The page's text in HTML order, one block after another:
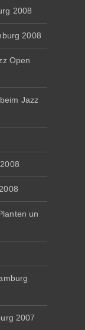
2008
2008
Open
Jazz
un
2007